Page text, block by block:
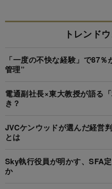
トレンド
「一度の不快な経験」で87
管理”
電通副社長×東大教授が語る
き？
JVCケンウッドが選んだ経営
とは
Sky執行役員が明かす、SFA
か